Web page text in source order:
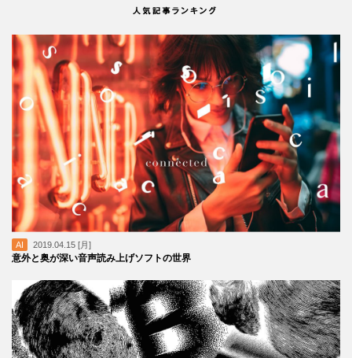
AI 2019.04.15 [月]
意外と奥が深い音声読み上げソフトの世界